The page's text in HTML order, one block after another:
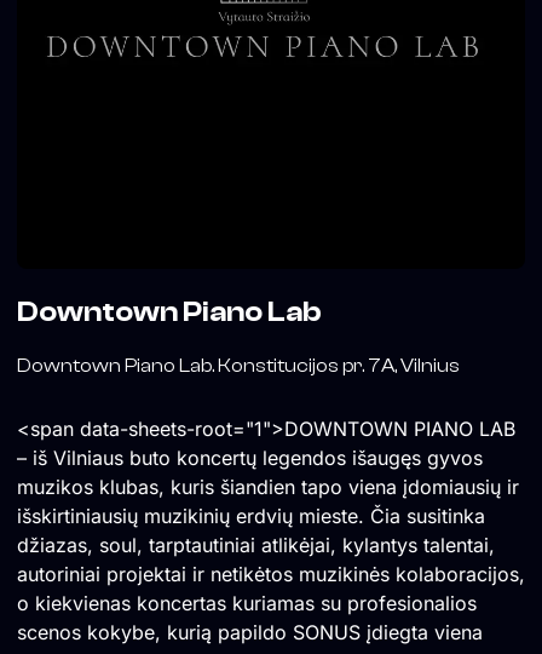
Downtown Piano Lab
Downtown Piano Lab. Konstitucijos pr. 7A, Vilnius
<span data-sheets-root="1">DOWNTOWN PIANO LAB
– iš Vilniaus buto koncertų legendos išaugęs gyvos
muzikos klubas, kuris šiandien tapo viena įdomiausių ir
išskirtiniausių muzikinių erdvių mieste. Čia susitinka
džiazas, soul, tarptautiniai atlikėjai, kylantys talentai,
autoriniai projektai ir netikėtos muzikinės kolaboracijos,
o kiekvienas koncertas kuriamas su profesionalios
scenos kokybe, kurią papildo SONUS įdiegta viena